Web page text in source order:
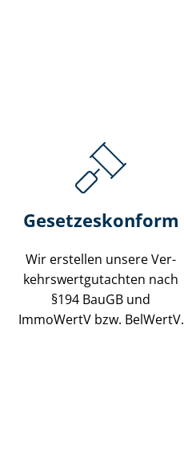
Gesetzes­konform
Wir erstellen unsere Ver­
kehrs­wert­gut­ach­ten nach
§194 BauGB und
ImmoWertV bzw. BelWertV.